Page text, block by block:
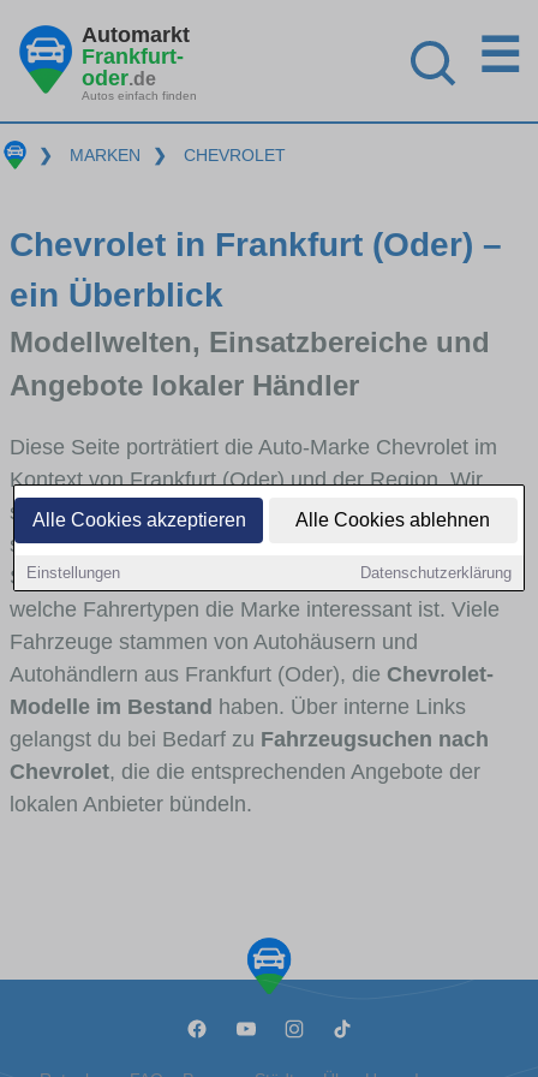
Alle Cookies akzeptieren Alle Cookies ablehnen
Einstellungen Datenschutzerklärung
Automarkt
Frankfurt-
oder.de
Autos einfach finden
☰
❯ MARKEN ❯ CHEVROLET
Chevrolet in Frankfurt (Oder) –
ein Überblick
Modellwelten, Einsatzbereiche und
Angebote lokaler Händler
Diese Seite porträtiert die Auto-Marke Chevrolet im
Kontext von Frankfurt (Oder) und der Region. Wir
skizzieren, in welchen Fahrzeugklassen Chevrolet
stark vertreten ist, welche Modellreihen häufig im
Stadt- und Umlandverkehr zu sehen sind und für
welche Fahrertypen die Marke interessant ist. Viele
Fahrzeuge stammen von Autohäusern und
Autohändlern aus Frankfurt (Oder), die Chevrolet-
Modelle im Bestand haben. Über interne Links
gelangst du bei Bedarf zu Fahrzeugsuchen nach
Chevrolet, die die entsprechenden Angebote der
lokalen Anbieter bündeln.